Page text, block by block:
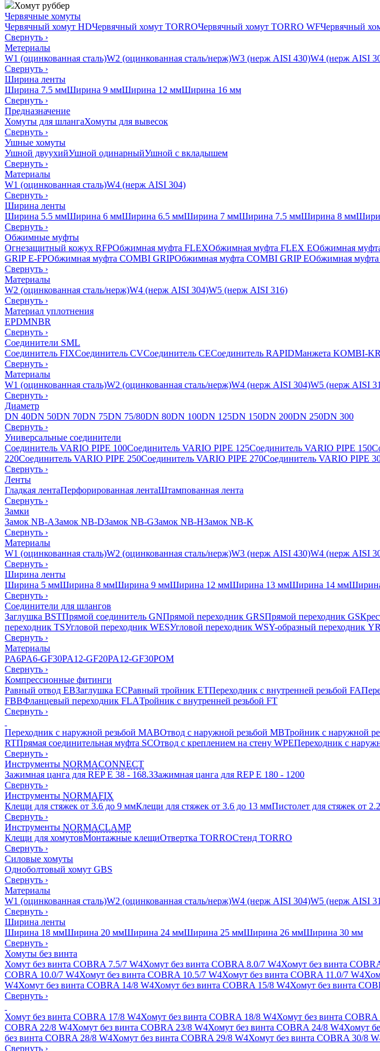
Хомут руббер
Червячные хомуты
Червячный хомут HDЧервячный хомут TORROЧервячный хомут TORRO WFЧервячный
Свернуть ›
Метериалы
W1 (оцинкованная сталь)W2 (оцинкованная сталь/нерж)W3 (нерж AISI 430)W4 (нерж AISI
Свернуть ›
Ширина ленты
Ширина 7.5 ммШирина 9 ммШирина 12 ммШирина 16 мм
Свернуть ›
Предназначение
Хомуты для шлангаХомуты для вывесок
Свернуть ›
Ушные хомуты
Ушной двуухийУшной одинарныйУшной с вкладышем
Свернуть ›
Материалы
W1 (оцинкованная сталь)W4 (нерж AISI 304)
Свернуть ›
Ширина ленты
Ширина 5.5 ммШирина 6 ммШирина 6.5 ммШирина 7 ммШирина 7.5 ммШирина 8 мм
Свернуть ›
Обжимные муфты
Огнезащитный кожух RFPОбжимная муфта FLEXОбжимная муфта FLEX EОбжимная
GRIP E-FPОбжимная муфта COMBI GRIPОбжимная муфта COMBI GRIP EОбжимная
Свернуть ›
Материалы
W2 (оцинкованная сталь/нерж)W4 (нерж AISI 304)W5 (нерж AISI 316)
Свернуть ›
Материал уплотнения
EPDMNBR
Свернуть ›
Соединители SML
Соединитель FIXСоединитель CVСоединитель CEСоединитель RAPIDМанжета KOMBI-
Свернуть ›
Материалы
W1 (оцинкованная сталь)W2 (оцинкованная сталь/нерж)W4 (нерж AISI 304)W5 (нерж AISI
Свернуть ›
Диаметр
DN 40DN 50DN 70DN 75DN 75/80DN 80DN 100DN 125DN 150DN 200DN 250DN 300
Свернуть ›
Универсальные соединители
Соединитель VARIO PIPE 100Соединитель VARIO PIPE 125Соединитель VARIO PIPE 150
220Соединитель VARIO PIPE 250Соединитель VARIO PIPE 270Соединитель VARIO PIPE
Свернуть ›
Ленты
Гладкая лентаПерфорированная лентаШтампованная лента
Свернуть ›
Замки
Замок NB-AЗамок NB-DЗамок NB-GЗамок NB-HЗамок NB-K
Свернуть ›
Материалы
W1 (оцинкованная сталь)W2 (оцинкованная сталь/нерж)W3 (нерж AISI 430)W4 (нерж AISI
Свернуть ›
Ширина ленты
Ширина 5 ммШирина 8 ммШирина 9 ммШирина 12 ммШирина 13 ммШирина 14 мм
Свернуть ›
Соединители для шлангов
Заглушка BSTПрямой соединитель GNПрямой переходник GRSПрямой переходник GS
переходник TSУгловой переходник WESУгловой переходник WSY-образный переходник
Свернуть ›
Материалы
PA6PA6-GF30PA12-GF20PA12-GF30POM
Свернуть ›
Компрессионные фитинги
Равный отвод EBЗаглушка ECРавный тройник ETПереходник с внутренней резьбой FA
FBBФланцевый переходник FLAТройник с внутренней резьбой FT
Свернуть ›
Переходник с наружной резьбой MABОтвод с наружной резьбой MBТройник с наружной
RTПрямая соединительная муфта SCОтвод с креплением на стену WPEПереходник с
Свернуть ›
Инструменты NORMACONNECT
Зажимная цанга для REP E 38 - 168.3Зажимная цанга для REP E 180 - 1200
Свернуть ›
Инструменты NORMAFIX
Клещи для стяжек от 3.6 до 9 ммКлещи для стяжек от 3.6 до 13 ммПистолет для стяжек от
Свернуть ›
Инструменты NORMACLAMP
Клещи для хомутовМонтажные клещиОтвертка TORROСтенд TORRO
Свернуть ›
Силовые хомуты
Одноболтовый хомут GBS
Свернуть ›
Материалы
W1 (оцинкованная сталь)W2 (оцинкованная сталь/нерж)W4 (нерж AISI 304)W5 (нерж AISI
Свернуть ›
Ширина ленты
Ширина 18 ммШирина 20 ммШирина 24 ммШирина 25 ммШирина 26 ммШирина 30 мм
Свернуть ›
Хомуты без винта
Хомут без винта COBRA 7.5/7 W4Хомут без винта COBRA 8.0/7 W4Хомут без винта
COBRA 10.0/7 W4Хомут без винта COBRA 10.5/7 W4Хомут без винта COBRA 11.0/7 W4
W4Хомут без винта COBRA 14/8 W4Хомут без винта COBRA 15/8 W4Хомут без винта
Свернуть ›
Хомут без винта COBRA 17/8 W4Хомут без винта COBRA 18/8 W4Хомут без винта COBRA
COBRA 22/8 W4Хомут без винта COBRA 23/8 W4Хомут без винта COBRA 24/8 W4Хомут
без винта COBRA 28/8 W4Хомут без винта COBRA 29/8 W4Хомут без винта COBRA 30/8
Свернуть ›